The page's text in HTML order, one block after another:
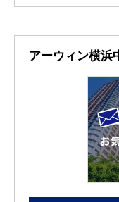
アーウィン横浜